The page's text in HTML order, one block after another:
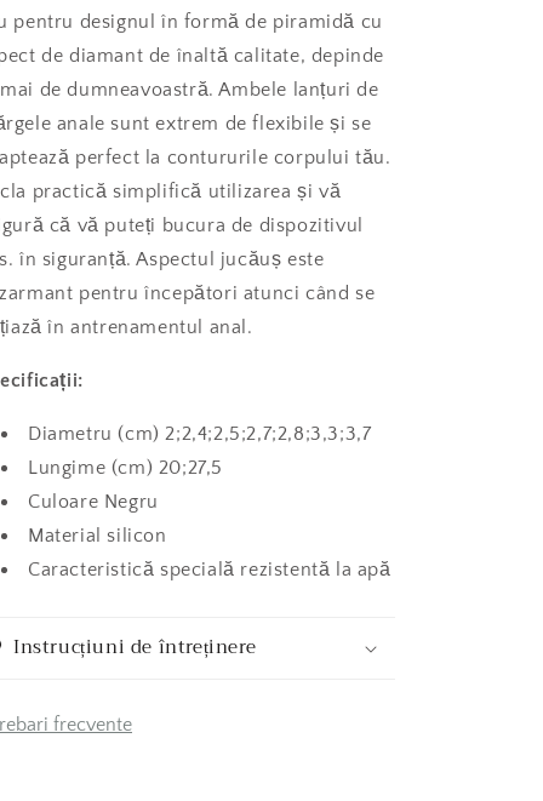
pentru designul în formă de piramidă cu
de diamant de înaltă calitate, depinde
de dumneavoastră. Ambele lanțuri de
anale sunt extrem de flexibile și se
perfect la contururile corpului tău.
practică simplifică utilizarea și vă
că vă puteți bucura de dispozitivul
în siguranță. Aspectul jucăuș este
pentru începători atunci când se
în antrenamentul anal.
Diametru (cm) 2;2,4;2,5;2,7;2,8;3,3;3,7
Lungime (cm) 20;27,5
Culoare Negru
Material silicon
Caracteristică specială rezistentă la apă
Instrucțiuni de întreținere
frecvente